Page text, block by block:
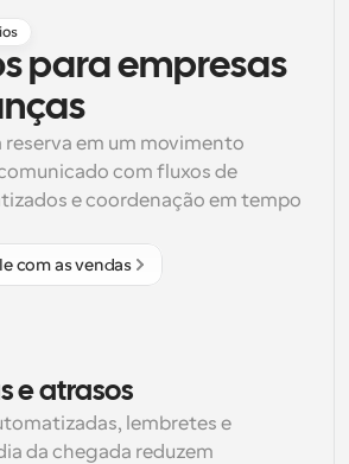
para empresas
em um movimento
com fluxos de
e coordenação em tempo
com as vendas
e atrasos
lembretes e
da chegada reduzem